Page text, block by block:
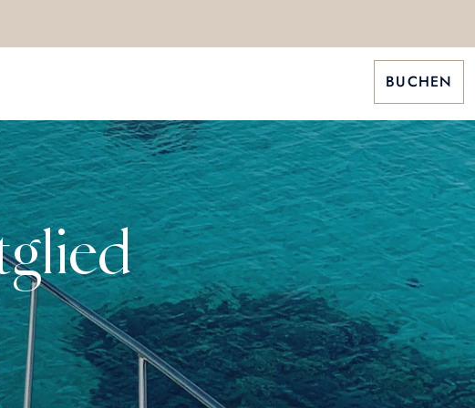
BUCHEN